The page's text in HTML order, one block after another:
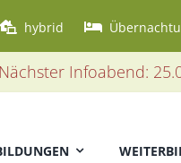
hybrid
Infoabend: